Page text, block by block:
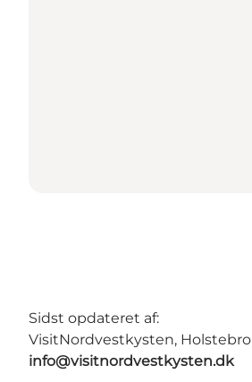
Sidst opdateret af:
VisitNordvestkysten, Holstebro
info@visitnordvestkysten.dk